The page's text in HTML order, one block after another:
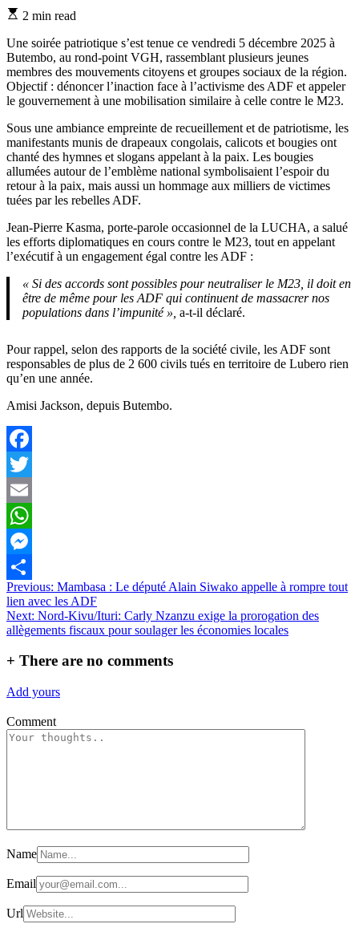
Estimated
time
2 min read
Une soirée patriotique s’est tenue ce vendredi 5 décembre 2025 à
Butembo, au rond-point VGH, rassemblant plusieurs jeunes
membres des mouvements citoyens et groupes sociaux de la région.
Objectif : dénoncer l’inaction face à l’activisme des ADF et appeler
le gouvernement à une mobilisation similaire à celle contre le M23.
Sous une ambiance empreinte de recueillement et de patriotisme, les
manifestants munis de drapeaux congolais, calicots et bougies ont
chanté des hymnes et slogans appelant à la paix. Les bougies
allumées autour de l’emblème national symbolisaient l’espoir du
retour à la paix, mais aussi un hommage aux milliers de victimes
tuées par les rebelles ADF.
Jean-Pierre Kasma, porte-parole occasionnel de la LUCHA, a salué
les efforts diplomatiques en cours contre le M23, tout en appelant
l’exécutif à un engagement égal contre les ADF :
« Si des accords sont possibles pour neutraliser le M23, il doit en
être de même pour les ADF qui continuent de massacrer nos
populations dans l’impunité », a-t-il déclaré.
Pour rappel, selon des rapports de la société civile, les ADF sont
responsables de plus de 2 600 civils tués en territoire de Lubero rien
qu’en une année.
Amisi Jackson, depuis Butembo.
Facebook
Twitter
Email
WhatsApp
Messenger
Partager
Navigation
de
l’article
Previous: Mambasa : Le député Alain Siwako appelle à rompre tout
lien avec les ADF
Next: Nord-Kivu/Ituri: Carly Nzanzu exige la prorogation des
allègements fiscaux pour soulager les économies locales
+ There are no comments
Add yours
Comment
Name
Email
Url